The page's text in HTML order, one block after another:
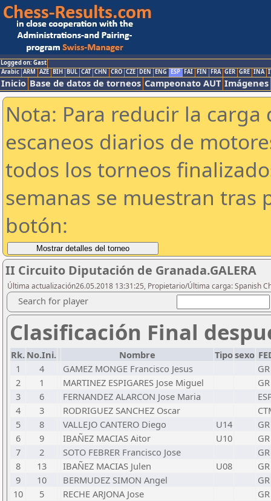
Logged on: Gast
Arabic ARM AZE BIH BUL CAT CHN CRO CZE DEN ENG ESP FAI FIN FRA GER GRE INA
Inicio Base de datos de torneos Campeonato AUT Imágenes
Nota: Para reducir la
escaneos diarios de
todos los torneos
semanas se muestran tras
botón:
II Circuito Diputación de Granada.GALERA
Última actualización26.05.2018 13:31:25, Propietario/Última carga: Spanish
Search for player
Clasificación Final
Rk. No.Ini. Nombre Tiposexo
1
4 GAMEZ MONGE Francisco Jesus
GR
2
1 MARTINEZ ESPIGARES Jose Miguel
GR
3
6 FERNANDEZ ALARCON Jose Maria
4
3 RODRIGUEZ SANCHEZ Oscar
5
8 VALLEJO CANTERO Diego U14
GR
6
9 IBAÑEZ MACIAS Aitor U10
GR
7
2 SOTO FEBRER Francisco Jose
GR
8
13 IBAÑEZ MACIAS Julen U08
GR
9
10 BERMUDEZ SIMON Angel
GR
10
5 RECHE ARJONA Jose
GR